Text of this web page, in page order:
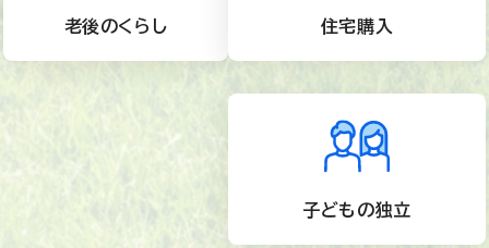
老後のくらし 住宅購入
子どもの独立